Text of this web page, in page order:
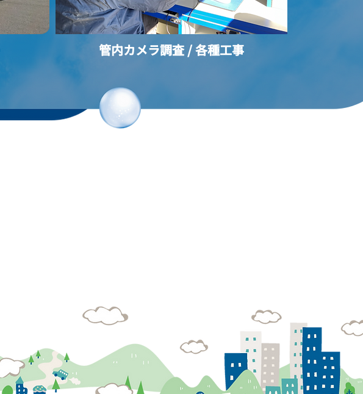
管内カメラ調査 / 各種工事